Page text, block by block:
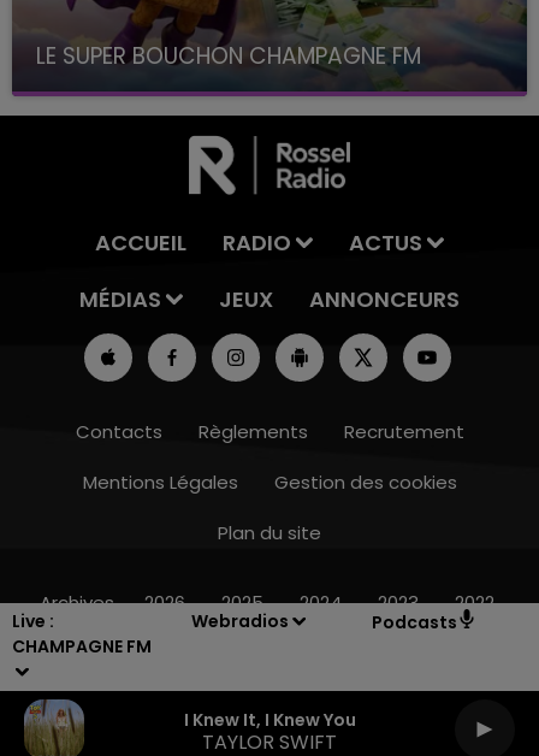
Live :
CHAMPAGNE FM
Webradios Podcasts
I Knew It, I Knew You
TAYLOR SWIFT
10h00 - 14h00
LE SUPER BOUCHON CHAMPAGNE FM
avec La Famille Champagne FM, à 8H10
ACCUEIL RADIO
ACTUS
MÉDIAS
JEUX ANNONCEURS
Contacts Règlements
Recrutement
Mentions Légales
Gestion des cookies
Plan du site
Archives 2026 2025 2024 2023 2022